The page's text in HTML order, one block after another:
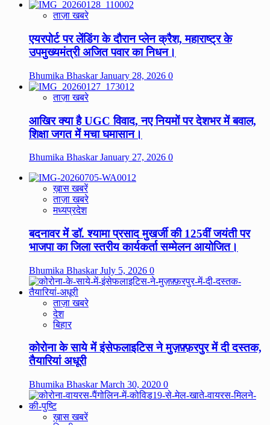
ताज़ा खबरे
एयरपोर्ट पर लेंडिंग के दौरान प्लेन क्रैश, महाराष्ट्र के
उपमुख्यमंत्री अजित पवार का निधन।
Bhumika BhaskarJanuary 28, 2026 0
ताज़ा खबरे
आखिर क्या है UGC विवाद, नए नियमों पर देशभर में बवाल,
शिक्षा जगत में मचा घमासान।
Bhumika BhaskarJanuary 27, 2026 0
ख़ास खबरें
ताज़ा खबरे
मध्यप्रदेश
बदनावर में डॉ. श्यामा प्रसाद मुखर्जी की 125वीं जयंती पर
भाजपा का जिला स्तरीय कार्यकर्ता सम्मेलन आयोजित।
Bhumika BhaskarJuly 5, 2026 0
ताज़ा खबरे
देश
बिहार
कोरोना के साये में इंसेफलाइटिस ने मुज़फ़्फ़रपुर में दी दस्तक,
तैयारियां अधूरी
Bhumika BhaskarMarch 30, 2020 0
ख़ास खबरें